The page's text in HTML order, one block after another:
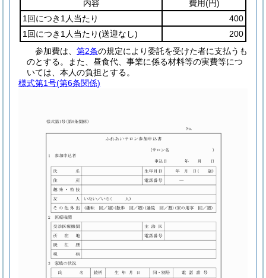
内容
費用(円)
1回につき1人当たり
400
1回につき1人当たり(送迎なし)
200
参加費は、 第2条の規定により委託を受けた者に支払うも
のとする。また、昼食代、事業に係る材料等の実費等につ
いては、本人の負担とする。
様式第1号(第6条関係)